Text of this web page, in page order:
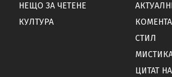
НЕЩО ЗА ЧЕТЕНЕ
КУЛТУРА
СТИЛ
ЦИТАТ